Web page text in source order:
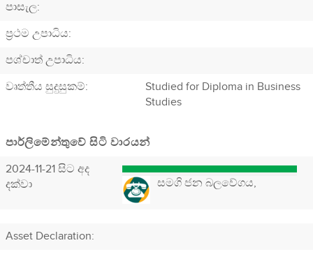
පාසැල:
ප්‍රථම උපාධිය:
පශ්චාත් උපාධිය:
වෘත්තීය සුදුසුකම්:
Studied for Diploma in Business
Studies
පාර්ලිමේන්තුවේ සිටි වාරයන්
2024-11-21 සිට අද
දක්වා
සමගි ජන බලවේගය,
Asset Declaration: